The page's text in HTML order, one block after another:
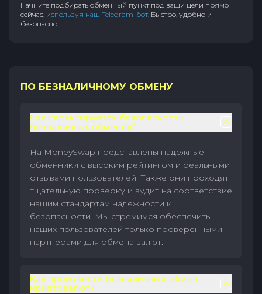
Начните подбирать обменный пункт под ваши цели прямо
сейчас, используя наш Telegram-бот. Быстро, удобно и
безопасно!
ПО БЕЗНАЛИЧНОМУ ОБМЕНУ
Как гарантируется безопасность
безналичных обменов?
На MoneySwap представлены надежные
обменники с высоким рейтингом и реальными
отзывами пользователей. Также они проходят
тщательную проверку и аудит на соответствие
нашим стандартам надежности и
безопасности. Мы стремимся обеспечить
наших пользователей только проверенными
партнерами для обмена валют.
Как произвести безналичный обмен
криптовалют?